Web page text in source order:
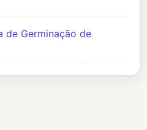
de Germinação de